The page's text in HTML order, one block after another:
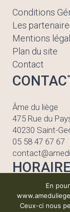
Conditions
Les
Mentions
Plan du site
Contact
Âme du liège
475 Rue du
40230 Saint-
05 58 47 67 67
Lundi au
de 08h30 à
En
Ceux-ci nous